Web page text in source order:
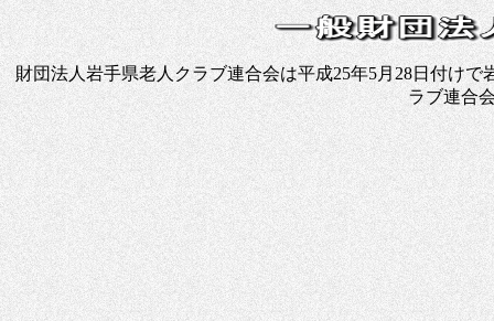
財団法人岩手県老人クラブ連合会は平成25年5月28日付け
ラブ連合